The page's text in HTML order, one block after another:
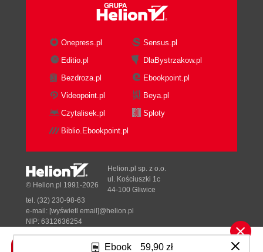
Ebook 59,90 zł
Onepress.pl
Sensus.pl
Editio.pl
DlaBystrzakow.pl
Bezdroza.pl
Ebookpoint.pl
Videopoint.pl
Beya.pl
Czytalisek.pl
Sploty
Biblio.Ebookpoint.pl
Tonik.pl
© Helion.pl 1991-2026
Helion.pl sp. z o.o.
ul. Kościuszki 1c
44-100 Gliwice
tel. (32) 230-98-63
e-mail: [wyświetl email]@helion.pl
NIP: 6312636254